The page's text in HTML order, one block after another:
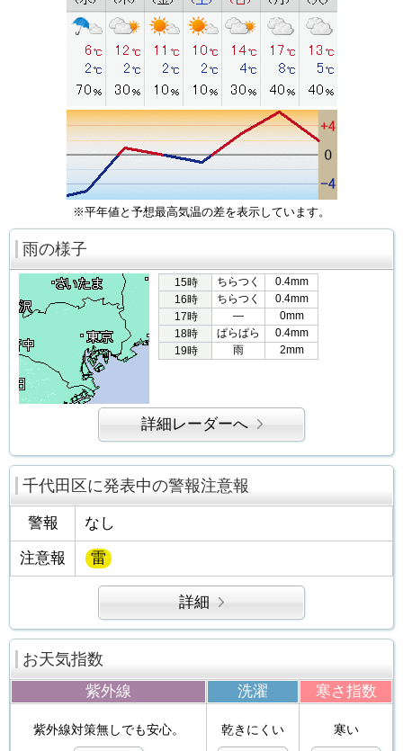
※平年値と予想最高気温の差を表示しています。
雨の様子
15時 ちらつく
0.4mm
16時
ちらつく
0.4mm
17時
―
0mm
18時
ぱらぱら
0.4mm
19時
雨 2mm
詳細レーダーへ
千代田区に発表中の警報注意報
警報 なし
注意報 雷
詳細
お天気指数
紫外線 洗濯 寒さ指数
紫外線対策無しでも安心。 乾きにくい 寒い